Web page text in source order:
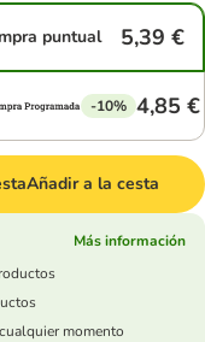
puntual 5,39 €
-10% 4,85 €
Añadir a la cesta
Más información
momento